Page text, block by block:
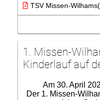
TSV Missen-
1. Missen-
Kinderlauf auf
Am 30. April
Der 1. Missen-